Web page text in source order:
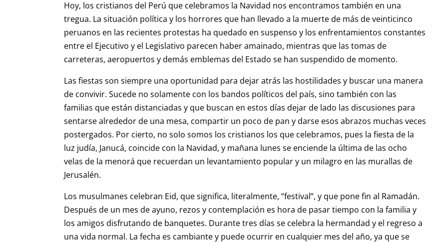
Hoy, los cristianos del Perú que celebramos la Navidad nos encontramos también en una
tregua. La situación política y los horrores que han llevado a la muerte de más de veinticinco
peruanos en las recientes protestas ha quedado en suspenso y los enfrentamientos constantes
entre el Ejecutivo y el Legislativo parecen haber amainado, mientras que las tomas de
carreteras, aeropuertos y demás emblemas del Estado se han suspendido de momento.
Las fiestas son siempre una oportunidad para dejar atrás las hostilidades y buscar una manera
de convivir. Sucede no solamente con los bandos políticos del país, sino también con las
familias que están distanciadas y que buscan en estos días dejar de lado las discusiones para
sentarse alrededor de una mesa, compartir un poco de pan y darse esos abrazos muchas veces
postergados. Por cierto, no solo somos los cristianos los que celebramos, pues la fiesta de la
luz judía, Janucá, coincide con la Navidad, y mañana lunes se enciende la última de las ocho
velas de la menorá que recuerdan un levantamiento popular y un milagro en las murallas de
Jerusalén.
Los musulmanes celebran Eid, que significa, literalmente, “festival”, y que pone fin al Ramadán.
Después de un mes de ayuno, rezos y contemplación es hora de pasar tiempo con la familia y
los amigos disfrutando de banquetes. Durante tres días se celebra la hermandad y el regreso a
una vida normal. La fecha es cambiante y puede ocurrir en cualquier mes del año, ya que se